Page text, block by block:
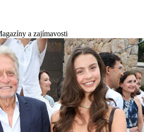
a zajímavosti